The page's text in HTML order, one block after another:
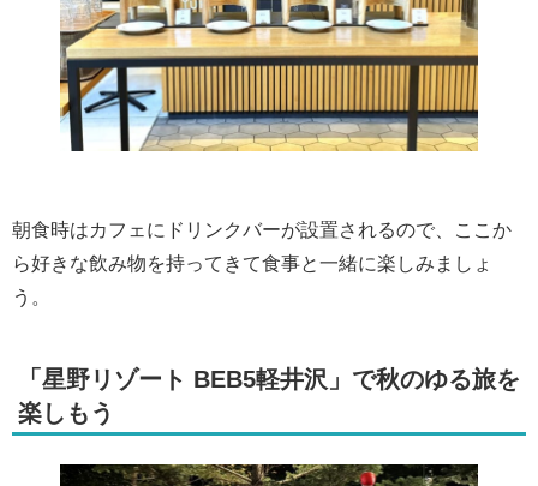
朝食時はカフェにドリンクバーが設置されるので、ここか
ら好きな飲み物を持ってきて食事と一緒に楽しみましょ
う。
「星野リゾート BEB5軽井沢」で秋のゆる旅を
楽しもう